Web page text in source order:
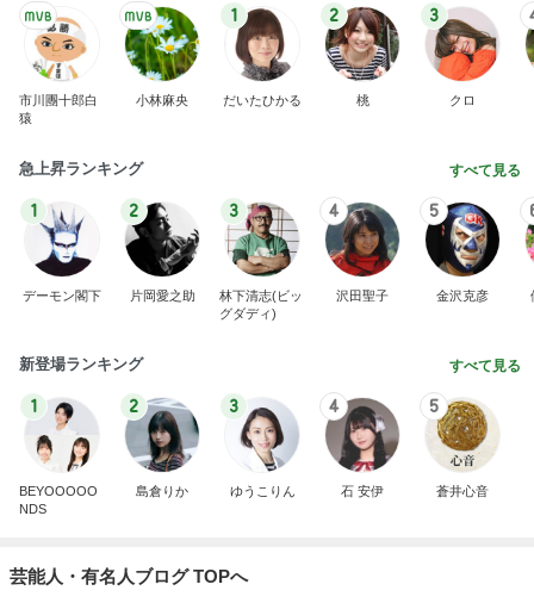
市川團十郎白
猿
小林麻央
1
だいたひかる
2
桃
3
クロ
急上昇ランキング すべて見る
1
デーモン閣下
2
片岡愛之助
3
林下清志(ビッ
グダディ)
4
沢田聖子
5
金沢克彦
新登場ランキング すべて見る
1
BEYOOOOO
NDS
2
島倉りか
3
ゆうこりん
4
石 安伊
5
蒼井心音
芸能人・有名人ブログ TOPへ